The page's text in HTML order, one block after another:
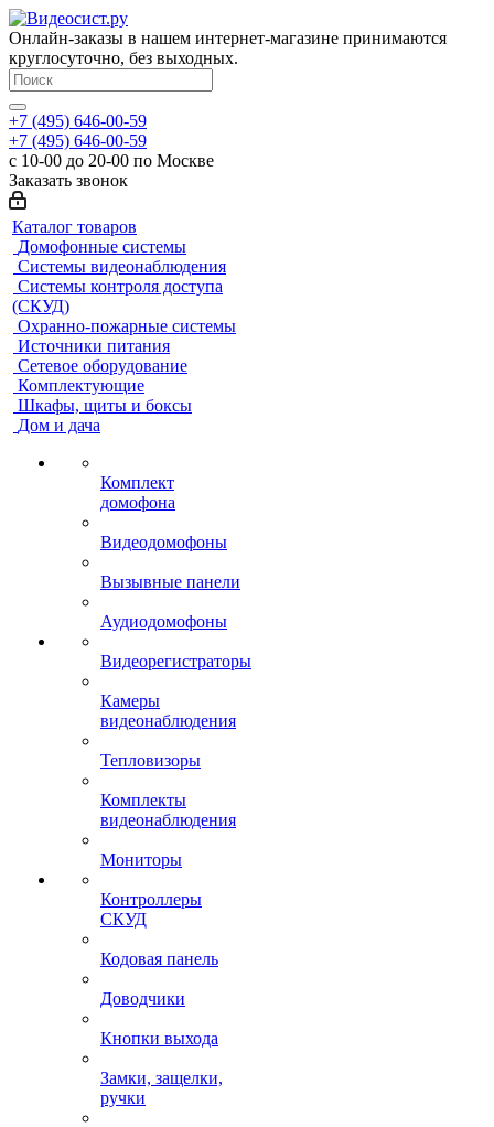
Онлайн-заказы в нашем интернет-магазине принимаются
круглосуточно, без выходных.
+7 (495) 646-00-59
+7 (495) 646-00-59
с 10-00 до 20-00 по Москве
Заказать звонок
Каталог товаров
Домофонные системы
Системы видеонаблюдения
Системы контроля доступа
(СКУД)
Охранно-пожарные системы
Источники питания
Сетевое оборудование
Комплектующие
Шкафы, щиты и боксы
Дом и дача
Комплект
домофона
Видеодомофоны
Вызывные панели
Аудиодомофоны
Видеорегистраторы
Камеры
видеонаблюдения
Тепловизоры
Комплекты
видеонаблюдения
Мониторы
Контроллеры
СКУД
Кодовая панель
Доводчики
Кнопки выхода
Замки, защелки,
ручки